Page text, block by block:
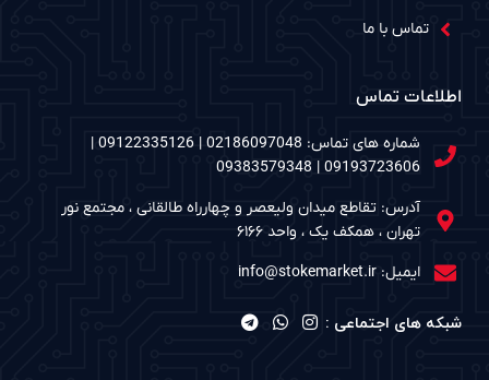
تماس با ما
اطلاعات تماس
شماره های تماس: 02186097048 | 09122335126 |
09193723606 | 09383579348
آدرس: تقاطع میدان ولیعصر و چهارراه طالقانی ، مجتمع نور
تهران ، همکف یک ، واحد ۶۱۶۶
ایمیل: info@stokemarket.ir
شبکه های اجتماعی :